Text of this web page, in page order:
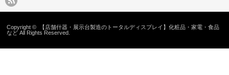
Copyright ©
【店舗什器・展示台製造のトータルディスプレイ】化粧品・家電・食品
など All Rights Reserved.